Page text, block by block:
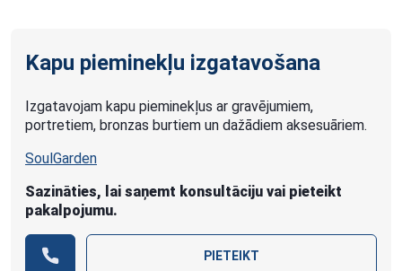
Kapu pieminekļu izgatavošana
Izgatavojam kapu pieminekļus ar gravējumiem,
portretiem, bronzas burtiem un dažādiem aksesuāriem.
SoulGarden
Sazināties, lai saņemt konsultāciju vai pieteikt
pakalpojumu.
PIETEIKT